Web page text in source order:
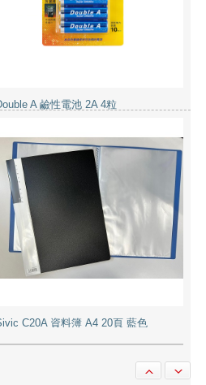
Sivic C20A 資料簿 A4 20頁 藍色
M&G 晨光 AEQ96703 高級粉粒狀碎紙